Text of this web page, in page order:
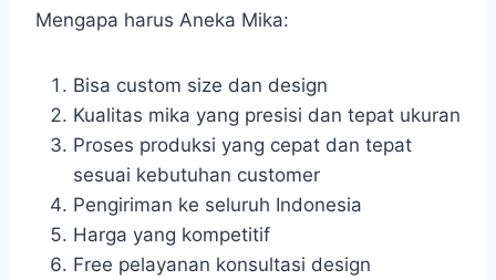
Mengapa harus Aneka Mika:
Bisa custom size dan design
Kualitas mika yang presisi dan tepat ukuran
Proses produksi yang cepat dan tepat
sesuai kebutuhan customer
Pengiriman ke seluruh Indonesia
Harga yang kompetitif
Free pelayanan konsultasi design